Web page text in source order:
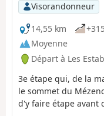
Visorandonneur
14,55 km
Moyenne
Départ à Les
3e étape qui, de la
le sommet du
d'y faire étape avant